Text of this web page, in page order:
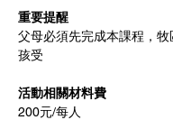
重要提醒
父母必須先完成本課程，
孩受
活動相關材料費
200元/每人